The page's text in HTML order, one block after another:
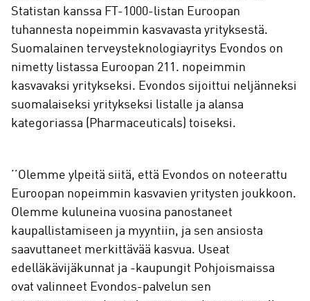
Statistan kanssa FT-1000-listan Euroopan
tuhannesta nopeimmin kasvavasta yrityksestä.
Suomalainen terveysteknologiayritys Evondos on
nimetty listassa Euroopan 211. nopeimmin
kasvavaksi yritykseksi. Evondos sijoittui neljänneksi
suomalaiseksi yritykseksi listalle ja alansa
kategoriassa (Pharmaceuticals) toiseksi.
’’Olemme ylpeitä siitä, että Evondos on noteerattu
Euroopan nopeimmin kasvavien yritysten joukkoon.
Olemme kuluneina vuosina panostaneet
kaupallistamiseen ja myyntiin, ja sen ansiosta
saavuttaneet merkittävää kasvua. Useat
edelläkävijäkunnat ja -kaupungit Pohjoismaissa
ovat valinneet Evondos-palvelun sen